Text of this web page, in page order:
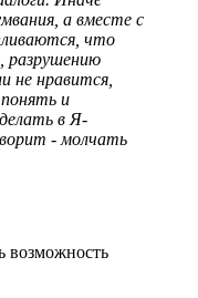
а вместе с
что
разрушению
не нравится,
и
в Я-
- молчать
возможность